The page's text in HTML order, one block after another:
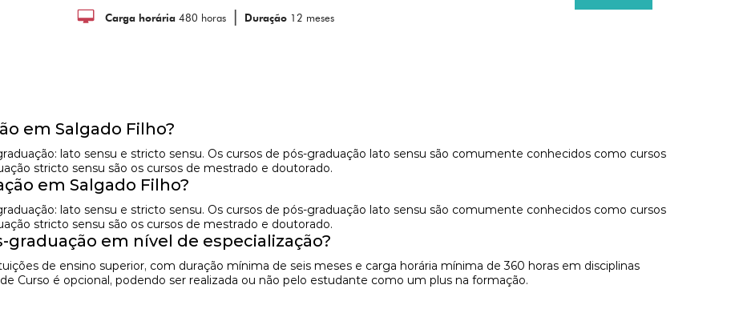
Carga horária480 horas | Duração 12 meses
em Salgado Filho?
lato sensu e stricto sensu. Os cursos de pós-graduação lato sensu são comumente conhecidos como cursos
stricto sensu são os cursos de mestrado e doutorado.
em Salgado Filho?
lato sensu e stricto sensu. Os cursos de pós-graduação lato sensu são comumente conhecidos como cursos
stricto sensu são os cursos de mestrado e doutorado.
em nível de especialização?
de ensino superior, com duração mínima de seis meses e carga horária mínima de 360 horas em disciplinas
Curso é opcional, podendo ser realizada ou não pelo estudante como um plus na formação.